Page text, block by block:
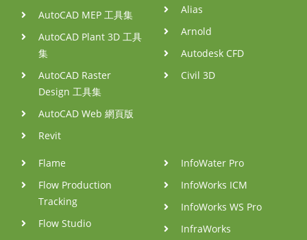
AutoCAD MEP 工具集
AutoCAD Plant 3D 工具
集
AutoCAD Raster
Design 工具集
AutoCAD Web 網頁版
Revit
Alias
Arnold
Autodesk CFD
Civil 3D
Flame
Flow Production
Tracking
Flow Studio
InfoWater Pro
InfoWorks ICM
InfoWorks WS Pro
InfraWorks